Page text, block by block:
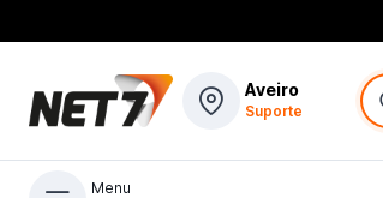
Aveiro
Suporte
Menu